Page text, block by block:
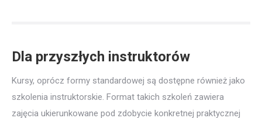
Dla przyszłych instruktorów
Kursy, oprócz formy standardowej są dostępne również jako
szkolenia instruktorskie. Format takich szkoleń zawiera
zajęcia ukierunkowane pod zdobycie konkretnej praktycznej